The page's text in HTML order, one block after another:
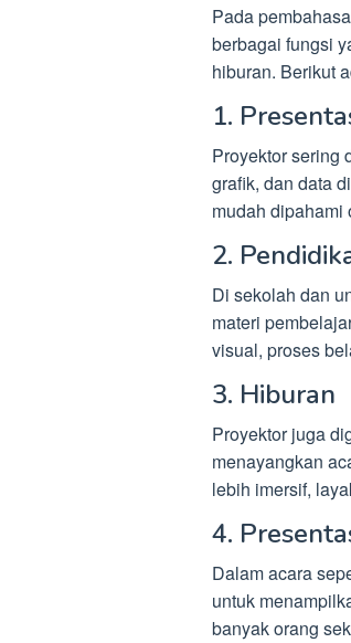
Pada
berbagai fungsi
hiburan. Berikut
1.
Proyektor sering
grafik, dan data
mudah dipahami
2.
Di sekolah dan
materi
visual, proses
3. Hiburan
Proyektor juga
menayangkan
lebih imersif,
4.
Dalam acara
untuk
banyak orang